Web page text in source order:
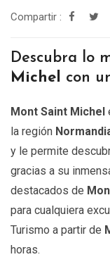
Compartir :
Descubra lo
Michel con
Mont Saint Michel
la región
y le permite
gracias a su
destacados de
para cualquiera
Turismo a partir de
horas.